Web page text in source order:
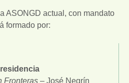
ASONGD actual, con mandato
formado por:
Fronteras– José Negrín